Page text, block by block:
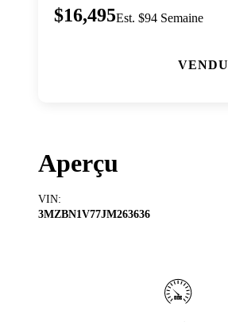
$16,495Est. $94 Semaine
VENDU
Aperçu
VIN:
3MZBN1V77JM263636